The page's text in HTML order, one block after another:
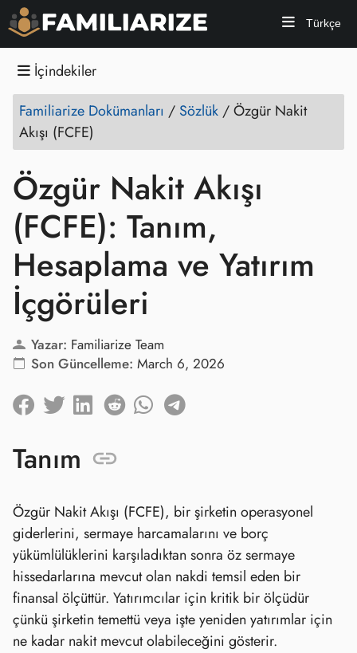
Türkçe
İçindekiler
Familiarize Dokümanları / Sözlük /Özgür Nakit
Akışı (FCFE)
Özgür Nakit Akışı
(FCFE): Tanım,
Hesaplama ve Yatırım
İçgörüleri
Yazar: Familiarize Team
Son Güncelleme: March 6, 2026
Tanım
Özgür Nakit Akışı (FCFE), bir şirketin operasyonel
giderlerini, sermaye harcamalarını ve borç
yükümlülüklerini karşıladıktan sonra öz sermaye
hissedarlarına mevcut olan nakdi temsil eden bir
finansal ölçüttür. Yatırımcılar için kritik bir ölçüdür
çünkü şirketin temettü veya işte yeniden yatırımlar için
ne kadar nakit mevcut olabileceğini gösterir.